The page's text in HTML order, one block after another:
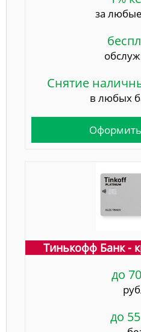
за
Снятие
в любых
Тинькофф Банк -
до
до